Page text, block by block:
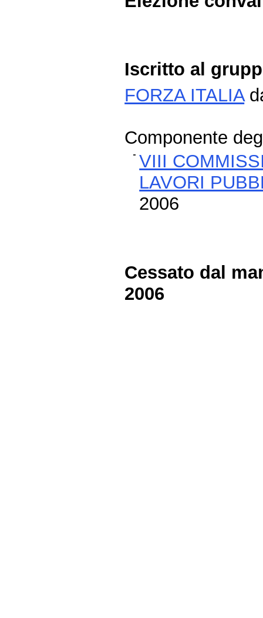
Iscritto al
FORZA ITALIA
Componente
VIII
LAVORI
2006
Cessato dal
2006